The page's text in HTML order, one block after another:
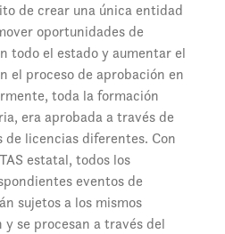
de crear una única entidad
oportunidades de
todo el estado y aumentar el
el proceso de aprobación en
toda la formación
era aprobada a través de
de licencias diferentes. Con
estatal, todos los
eventos de
sujetos a los mismos
se procesan a través del